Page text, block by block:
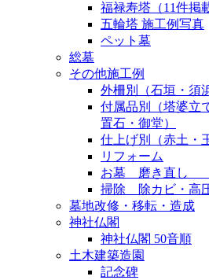
福禄寿塔（11件掲
五輪塔 施工例写真
ペット墓
総墓
その他施工例
外柵別（石垣・須
付属品別（塔婆立
置石・御堂）
仕上げ別（赤土・
リフォーム
お墓 磨き直し
掃除 除カビ・高
墓地改修・移転・造成
神社仏閣
神社仏閣 50音順
土木建築造園
記念碑